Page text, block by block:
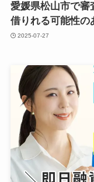
愛媛県松山市で審
借りれる可能性の
2025-07-27